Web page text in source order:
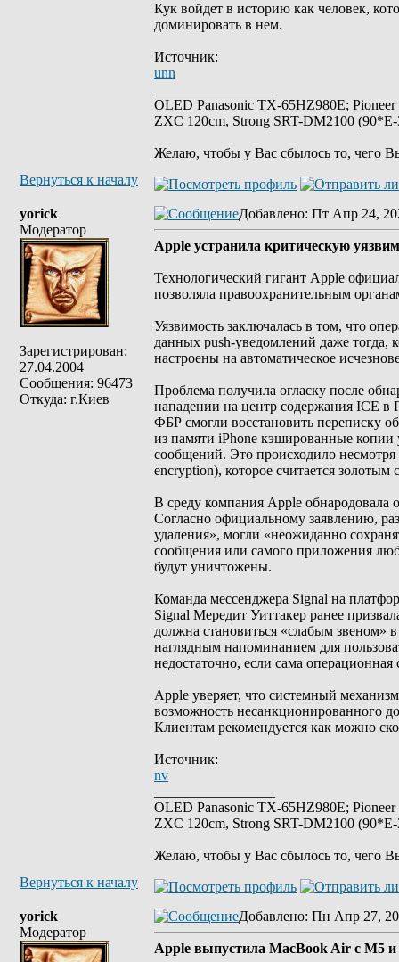
Кук войдет в историю как человек,
доминировать в нем.
Источник:
unn
OLED Panasonic TX-65HZ980E;
ZXC 120cm, Strong SRT-DM2100
Желаю, чтобы у Вас сбылось то, чего
Вернуться к началу
yorick
Модератор
Зарегистрирован:
27.04.2004
Сообщения: 96473
Откуда: г.Киев
Добавлено: Пт Апр 24,
Apple устранила критическую
Технологический гигант Apple
позволяла правоохранительным
Уязвимость заключалась в том, что
данных push-уведомлений даже тогда,
настроены на автоматическое
Проблема получила огласку после
нападении на центр содержания ICE
ФБР смогли восстановить переписку
из памяти iPhone кэшированные
сообщений. Это происходило несмотря
encryption), которое считается золотым
В среду компания Apple обнародовала
Согласно официальному заявлению,
удаления», могли «неожиданно
сообщения или самого приложения
будут уничтожены.
Команда мессенджера Signal на
Signal Мередит Уиттакер ранее
должна становиться «слабым звеном»
наглядным напоминанием для
недостаточно, если сама
Apple уверяет, что системный
возможность несанкционированного
Клиентам рекомендуется как можно
Источник:
nv
OLED Panasonic TX-65HZ980E;
ZXC 120cm, Strong SRT-DM2100
Желаю, чтобы у Вас сбылось то, чего
Вернуться к началу
yorick
Модератор
Добавлено: Пн Апр 27,
Apple выпустила MacBook Air с M5 и